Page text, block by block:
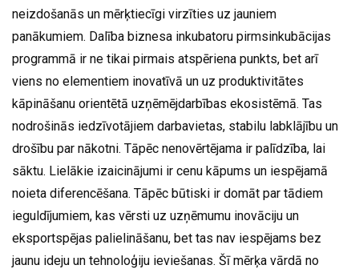
neizdošanās un mērķtiecīgi virzīties uz jauniem
panākumiem. Dalība biznesa inkubatoru pirmsinkubācijas
programmā ir ne tikai pirmais atspēriena punkts, bet arī
viens no elementiem inovatīvā un uz produktivitātes
kāpināšanu orientētā uzņēmējdarbības ekosistēmā. Tas
nodrošinās iedzīvotājiem darbavietas, stabilu labklājību un
drošību par nākotni. Tāpēc nenovērtējama ir palīdzība, lai
sāktu. Lielākie izaicinājumi ir cenu kāpums un iespējamā
noieta diferencēšana. Tāpēc būtiski ir domāt par tādiem
ieguldījumiem, kas vērsti uz uzņēmumu inovāciju un
eksportspējas palielināšanu, bet tas nav iespējams bez
jaunu ideju un tehnoloģiju ieviešanas. Šī mērķa vārdā no